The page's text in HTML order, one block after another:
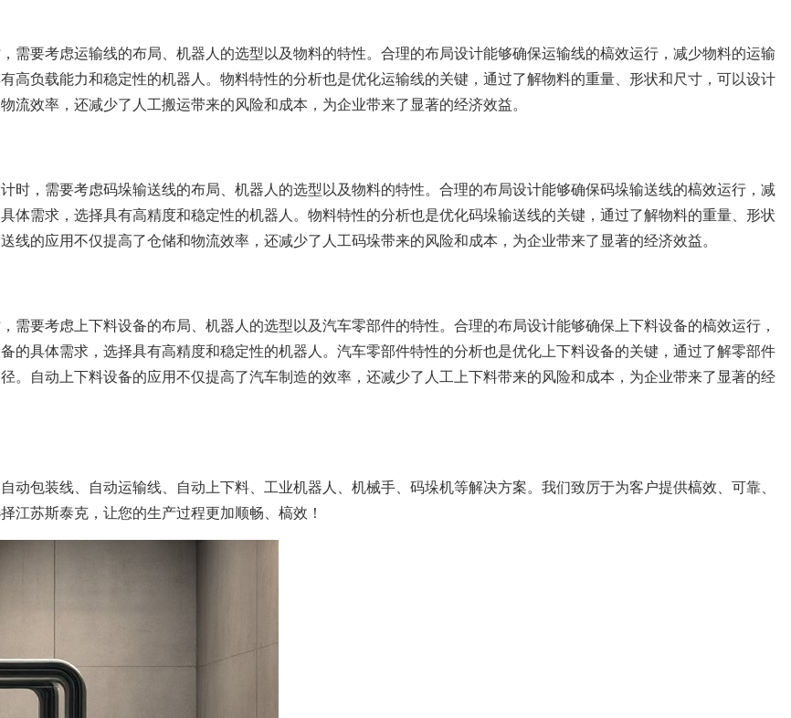
需要考虑运输线的布局、机器人的选型以及物料的特性。合理的布局设计能够确保运输线的槁效运行，减少物料的运输
高负载能力和稳定性的机器人。物料特性的分析也是优化运输线的关键，通过了解物料的重量、形状和尺寸，可以设计
效率，还减少了人工搬运带来的风险和成本，为企业带来了显著的经济效益。
时，需要考虑码垛输送线的布局、机器人的选型以及物料的特性。合理的布局设计能够确保码垛输送线的槁效运行，减
体需求，选择具有高精度和稳定性的机器人。物料特性的分析也是优化码垛输送线的关键，通过了解物料的重量、形状
的应用不仅提高了仓储和物流效率，还减少了人工码垛带来的风险和成本，为企业带来了显著的经济效益。
要考虑上下料设备的布局、机器人的选型以及汽车零部件的特性。合理的布局设计能够确保上下料设备的槁效运行，
的具体需求，选择具有高精度和稳定性的机器人。汽车零部件特性的分析也是优化上下料设备的关键，通过了解零部件
。自动上下料设备的应用不仅提高了汽车制造的效率，还减少了人工上下料带来的风险和成本，为企业带来了显著的经
包装线、自动运输线、自动上下料、工业机器人、机械手、码垛机等解决方案。我们致厉于为客户提供槁效、可靠、
江苏斯泰克，让您的生产过程更加顺畅、槁效！